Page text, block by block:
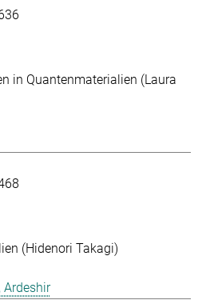
in Quantenmaterialien (Laura
(Hidenori Takagi)
Ardeshir